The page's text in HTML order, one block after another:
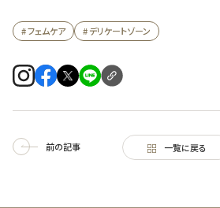
# フェムケア # デリケートゾーン
前の記事 一覧に戻る